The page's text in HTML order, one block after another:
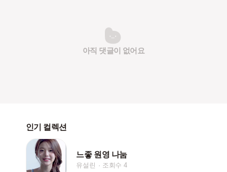
아직 댓글이 없어요
인기 컬렉션
느좋 원영 나눔
유설린 조회수 4